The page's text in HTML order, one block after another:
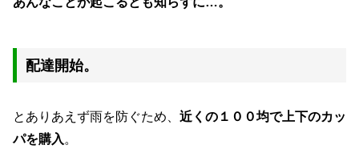
配達開始。
とありあえず雨を防ぐため、 近くの１００均で上下のカッ
パを購入 。